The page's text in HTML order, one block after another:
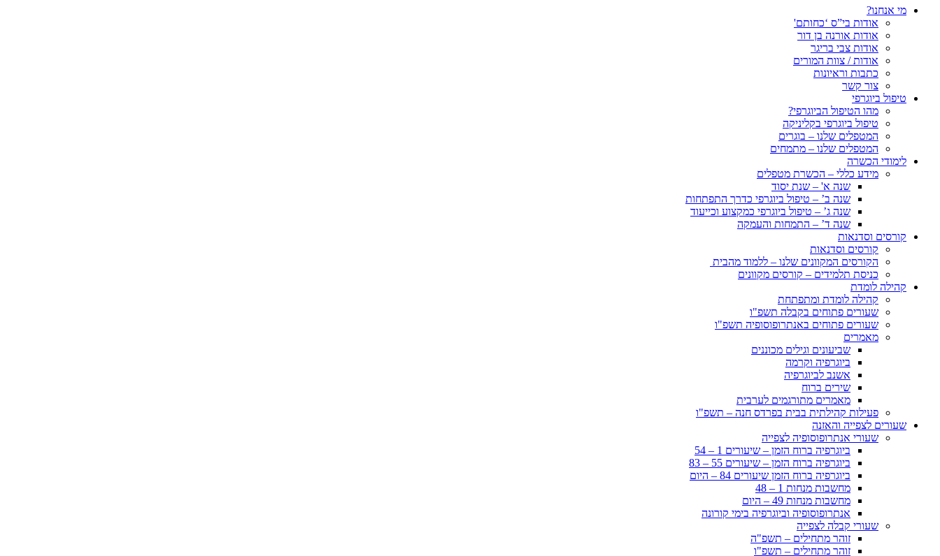
מי אנחנו?
אודות בי”ס ‘כחותם'
אודות אורנה בן דור
אודות צבי בריגר
אודות / צוות המורים
כתבות וראיונות
צור קשר
טיפול ביוגרפי
מהו הטיפול הביוגרפי?
טיפול ביוגרפי בקליניקה
המטפלים שלנו – בוגרים
המטפלים שלנו – מתמחים
לימודי הכשרה
מידע כללי – הכשרת מטפלים
שנה א' – שנת יסוד
שנה ב’ – טיפול ביוגרפי כדרך התפתחות
שנה ג’ – טיפול ביוגרפי כמקצוע וכייעוד
שנה ד’ – התמחות והעמקה
קורסים וסדנאות
קורסים וסדנאות
הקורסים המקוונים שלנו – ללמוד מהבית
כניסת תלמידים – קורסים מקוונים
קהילה לומדת
קהילה לומדת ומתפתחת
שעורים פתוחים בקבלה תשפ"ו
שעורים פתוחים באנתרופוסופיה תשפ"ו
מאמרים
שביעונים וגילים מכוננים
ביוגרפיה וקרמה
אשנב לביוגרפיה
שירים ברוח
מאמרים מתורגמים לערבית
פעילות קהילתית בבית בפרדס חנה – תשפ"ו
שעורים לצפייה והאזנה
שעורי אנתרופוסופיה לצפייה
ביוגרפיה ברוח הזמן – שיעורים 1 – 54
ביוגרפיה ברוח הזמן – שיעורים 55 – 83
ביוגרפיה ברוח הזמן שיעורים 84 – היום
מחשבות מנחות 1 – 48
מחשבות מנחות 49 – היום
אנתרופוסופיה וביוגרפיה בימי קורונה
שעורי קבלה לצפייה
זוהר מתחילים – תשפ"ה
זוהר מתחילים – תשפ"ו